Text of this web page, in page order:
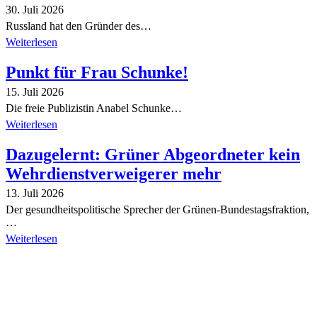
30. Juli 2026
Russland hat den Gründer des…
Weiterlesen
Punkt für Frau Schunke!
15. Juli 2026
Die freie Publizistin Anabel Schunke…
Weiterlesen
Dazugelernt: Grüner Abgeordneter kein
Wehrdienstverweigerer mehr
13. Juli 2026
Der gesundheitspolitische Sprecher der Grünen-Bundestagsfraktion,
…
Weiterlesen